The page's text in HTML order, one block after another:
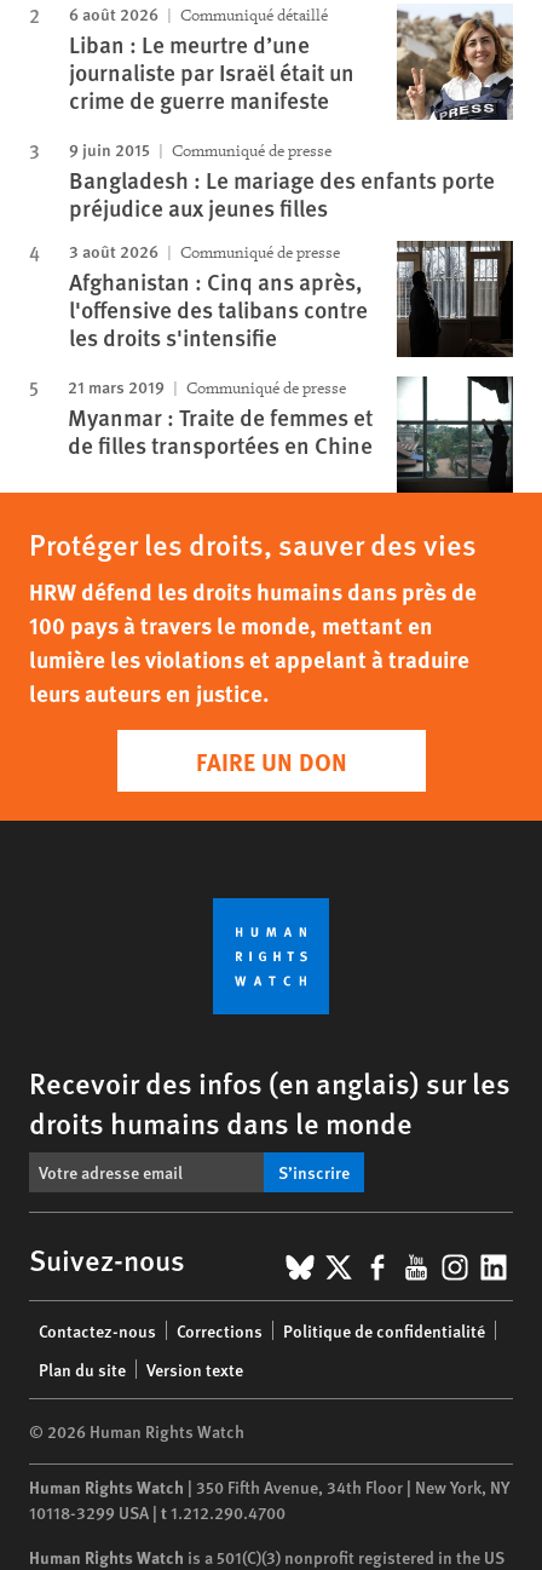
6 août 2026 Communiqué détaillé
Liban : Le meurtre d’une
journaliste par Israël était un
crime de guerre manifeste
9 juin 2015 Communiqué de presse
Bangladesh : Le mariage des enfants porte
préjudice aux jeunes filles
3 août 2026 Communiqué de presse
Afghanistan : Cinq ans après,
l'offensive des talibans contre
les droits s'intensifie
21 mars 2019 Communiqué de presse
Myanmar : Traite de femmes et
de filles transportées en Chine
Protéger les droits, sauver des vies
HRW défend les droits humains dans près de
100 pays à travers le monde, mettant en
lumière les violations et appelant à traduire
leurs auteurs en justice.
FAIRE UN DON
Recevoir des infos (en anglais) sur les
droits humains dans le monde
S’inscrire
Suivez-nous BlueSky
X Facebook
YouTube
menu
Contactez-nous Corrections
Politique de confidentialité
Plan du site
Version texte
© 2026 Human Rights Watch
Human Rights Watch | 350 Fifth Avenue, 34th Floor | New York, NY
10118-3299 USA | t1.212.290.4700
Human Rights Watch is a 501(C)(3) nonprofit registered in the US